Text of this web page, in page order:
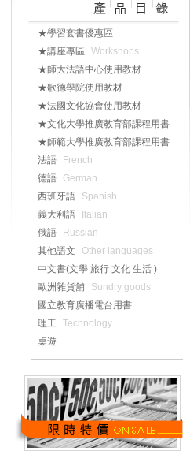
★學習套書優惠區
★講座專區
Workshops
★師大法語中心使用教材
★歌德學院使用教材
★法國文化協會使用教材
★文化大學推廣教育部課程用書
★師範大學推廣教育部課程用書
法語
French
德語
German
西班牙語
Spanish
義大利語
Italian
俄語
Russian
其他語文
Other languages
中文書(文學 旅行 文化 生活 )
歐洲雜貨舖
Sundry goods
國立教育廣播電台用書
理工 Technology
桌遊